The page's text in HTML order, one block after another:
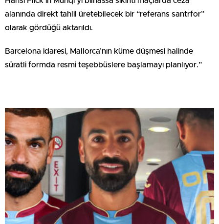
alanında direkt tahlil üretebilecek bir “referans santrfor”
olarak gördüğü aktarıldı.
Barcelona idaresi, Mallorca’nın küme düşmesi halinde
süratli formda resmi teşebbüslere başlamayı planlıyor.”